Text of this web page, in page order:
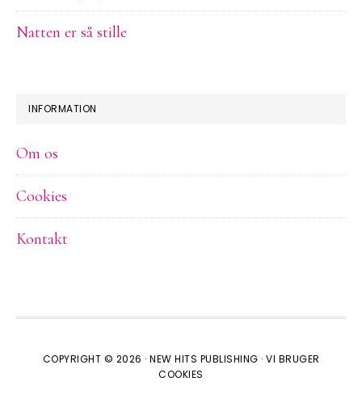
Natten er så stille
INFORMATION
Om os
Cookies
Kontakt
COPYRIGHT © 2026 · NEW HITS PUBLISHING · VI BRUGER
COOKIES